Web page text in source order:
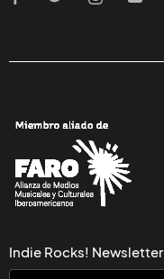
Indie Rocks! Newsletter